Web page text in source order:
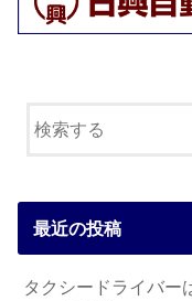
最近の投稿
タクシードライバー